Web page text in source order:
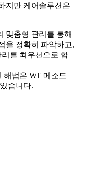
지만 케어솔루션은
맞춤형 관리를 통해
을 정확히 파악하고,
를 최우선으로 합
해법은 WT 메소드
습니다.